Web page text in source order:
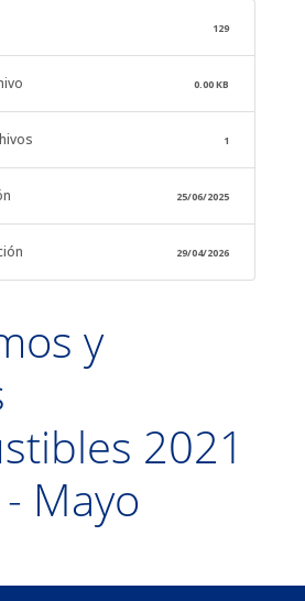
129
0.00 KB
1
25/06/2025
29/04/2026
y
2021
Mayo